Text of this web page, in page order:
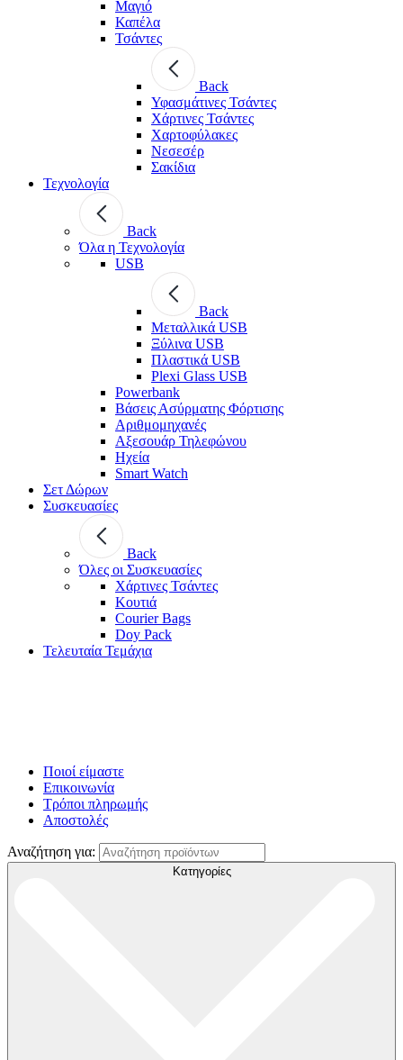
Μαγιό
Καπέλα
Τσάντες
Back
Υφασμάτινες Τσάντες
Χάρτινες Τσάντες
Χαρτοφύλακες
Νεσεσέρ
Σακίδια
Τεχνολογία
Back
Όλα η Τεχνολογία
USB
Back
Μεταλλικά USB
Ξύλινα USB
Πλαστικά USB
Plexi Glass USB
Powerbank
Βάσεις Ασύρματης Φόρτισης
Αριθμομηχανές
Αξεσουάρ Τηλεφώνου
Ηχεία
Smart Watch
Σετ Δώρων
Συσκευασίες
Back
Όλες οι Συσκευασίες
Χάρτινες Τσάντες
Κουτιά
Courier Bags
Doy Pack
Τελευταία Τεμάχια
Ποιοί είμαστε
Επικοινωνία
Τρόποι πληρωμής
Αποστολές
Αναζήτηση για:
Κατηγορίες